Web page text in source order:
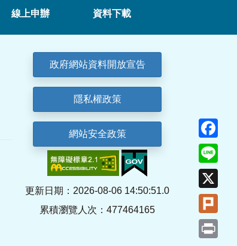
線上申辦 資料下載
政府網站資料開放宣告
隱私權政策
網站安全政策
更新日期：2026-08-06 14:50:51.0
累積瀏覽人次：477464165